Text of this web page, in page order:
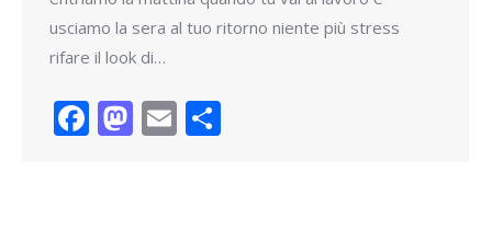
usciamo la sera al tuo ritorno niente più stress
rifare il look di…
Facebook
Mastodon
Email